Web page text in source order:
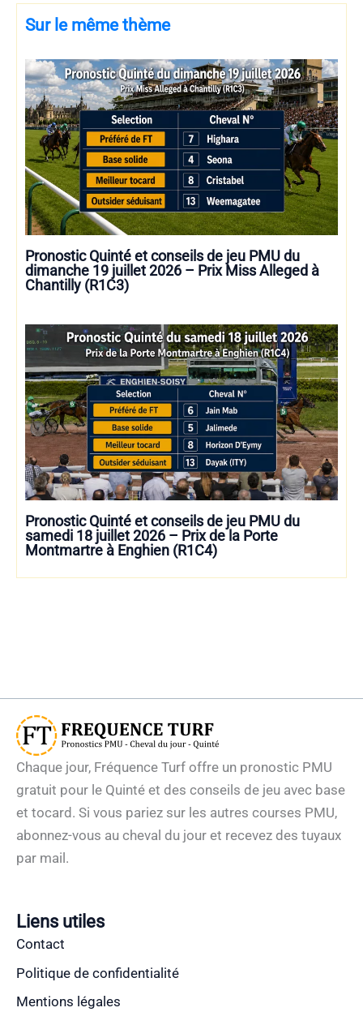
Sur le même thème
Pronostic Quinté et conseils de jeu PMU du
dimanche 19 juillet 2026 – Prix Miss Alleged à
Chantilly (R1C3)
Pronostic Quinté et conseils de jeu PMU du
samedi 18 juillet 2026 – Prix de la Porte
Montmartre à Enghien (R1C4)
Chaque jour, Fréquence Turf offre un pronostic PMU
gratuit pour le Quinté et des conseils de jeu avec base
et tocard. Si vous pariez sur les autres courses PMU,
abonnez-vous au cheval du jour et recevez des tuyaux
par mail.
Liens utiles
Contact
Politique de confidentialité
Mentions légales